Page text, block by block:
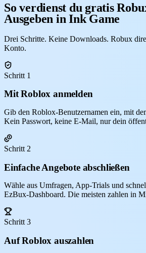
So verdienst du gratis
Ausgeben in Ink Game
Drei Schritte. Keine Downloads. Robux
Konto.
Schritt 1
Mit Roblox anmelden
Gib den Roblox-Benutzernamen ein, mit
Kein Passwort, keine E-Mail, nur dein
Schritt 2
Einfache Angebote abschließen
Wähle aus Umfragen, App-Trials und
EzBux-Dashboard. Die meisten zahlen in
Schritt 3
Auf Roblox auszahlen